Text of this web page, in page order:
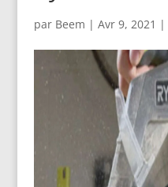
par Beem | Avr 9, 2021 |